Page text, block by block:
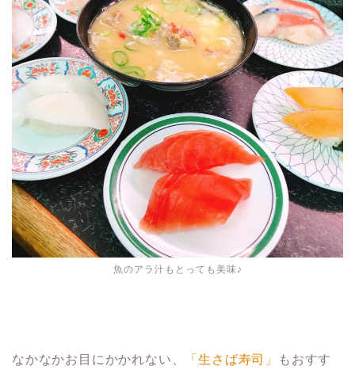
魚のアラ汁もとっても美味♪
なかなかお目にかかれない、 「生さば寿司」
もおすす